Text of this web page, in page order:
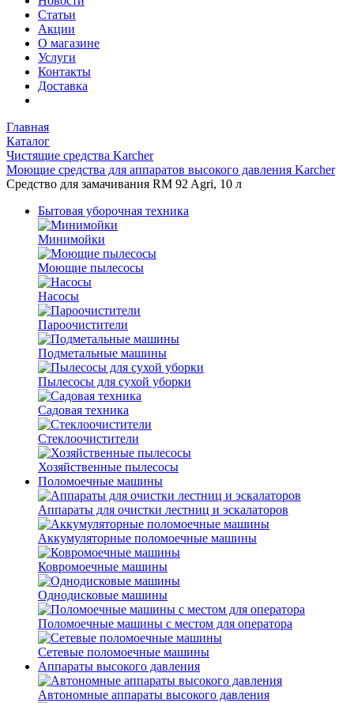
Статьи
Акции
О магазине
Услуги
Контакты
Доставка
Главная
Каталог
Чистящие средства Karcher
Моющие средства для аппаратов высокого давления Karcher
Средство для замачивания RM 92 Agri, 10 л
Бытовая уборочная техника
Минимойки
Моющие пылесосы
Насосы
Пароочистители
Подметальные машины
Пылесосы для сухой уборки
Садовая техника
Стеклоочистители
Хозяйственные пылесосы
Поломоечные машины
Аппараты для очистки лестниц и эскалаторов
Аккумуляторные поломоечные машины
Ковромоечные машины
Однодисковые машины
Поломоечные машины с местом для оператора
Сетевые поломоечные машины
Аппараты высокого давления
Автономные аппараты высокого давления